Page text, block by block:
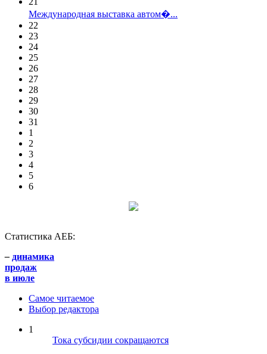
Международная выставка автом�...
22
23
24
25
26
27
28
29
30
31
1
2
3
4
5
6
Статистика АЕБ:
– динамика
продаж
в июле
Самое читаемое
Выбор редактора
1
Тока субсидии сокращаются